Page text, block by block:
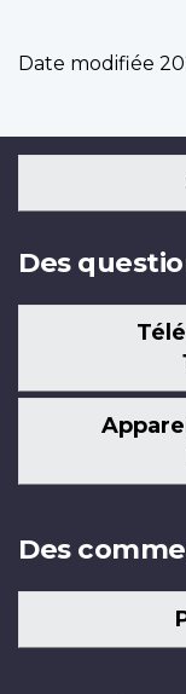
Date modifiée
Des
Des